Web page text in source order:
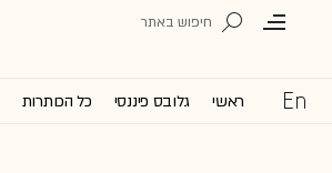
ראשי גלובס פיננסי כל הכותרות